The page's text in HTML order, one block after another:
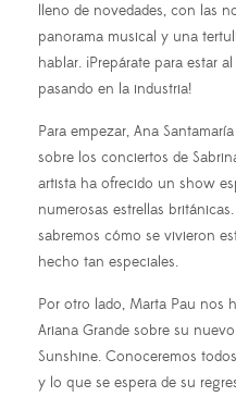
lleno de novedades, con las
panorama musical y una
hablar. ¡Prepárate para estar
pasando en la industria!
Para empezar, Ana
sobre los conciertos de
artista ha ofrecido un show
numerosas estrellas
sabremos cómo se vivieron
hecho tan especiales.
Por otro lado, Marta Pau nos
Ariana Grande sobre su
Sunshine. Conoceremos
y lo que se espera de su